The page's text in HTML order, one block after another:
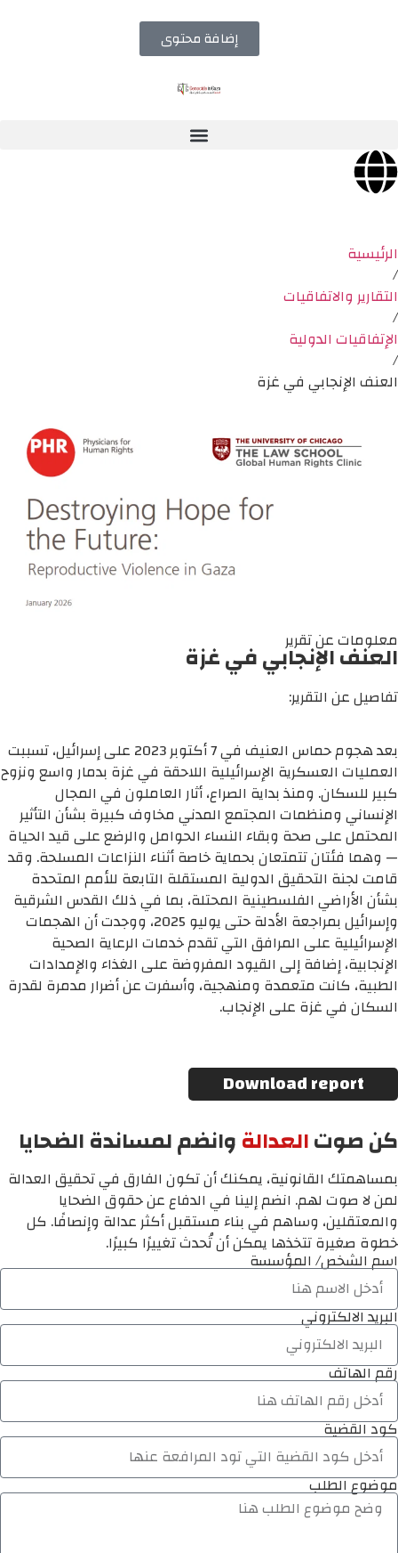
إضافة محتوى
الرئيسية
/
التقارير والاتفاقيات
/
الإتفاقيات الدولية
/
العنف الإنجابي في غزة
معلومات عن تقرير
العنف الإنجابي في غزة
تفاصيل عن التقرير:
السكان في غزة على الإنجاب.
Download report
كن صوتالعدالةوانضم لمساندة الضحايا
بمساهمتك القانونية، يمكنك أن تكون الفارق في تحقيق العدالة
لمن لا صوت لهم. انضم إلينا في الدفاع عن حقوق الضحايا
والمعتقلين، وساهم في بناء مستقبل أكثر عدالة وإنصافًا. كل
خطوة صغيرة تتخذها يمكن أن تُحدث تغييرًا كبيرًا.
اسم الشخص/ المؤسسة
البريد الالكتروني
رقم الهاتف
كود القضية
موضوع الطلب